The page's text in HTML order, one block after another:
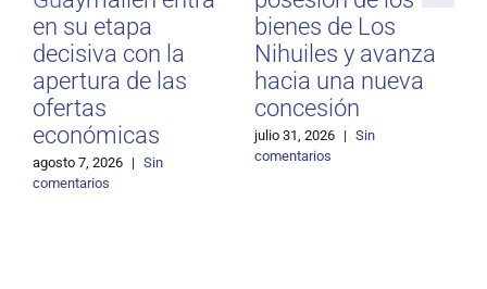
en su etapa
decisiva con la
apertura de las
ofertas
económicas
agosto 7, 2026 | Sin
comentarios
bienes de Los
Nihuiles y avanza
hacia una nueva
concesión
julio 31, 2026 | Sin
comentarios